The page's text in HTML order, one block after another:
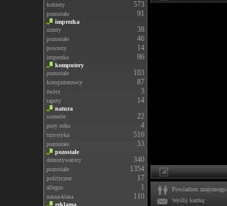
kobiety 573
pozostałe 91
imprezka
zrzuty
38
pozostałe 46
powroty 14
imprezka 96
komputery
pozostałe
103
komputerowcy 87
zwisy 3
tapety 14
natura
scenerie
22
pory roku 4
turystyka 516
pozostałe 53
pozostałe
demotywatory
340
pozostałe 1354
polityczne 17
allegro 1
nasza-klasa 110
reklama
Powiadom znajomego
Wyślij kartkę